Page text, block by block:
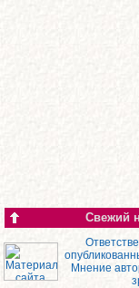
Свежий
Мнение